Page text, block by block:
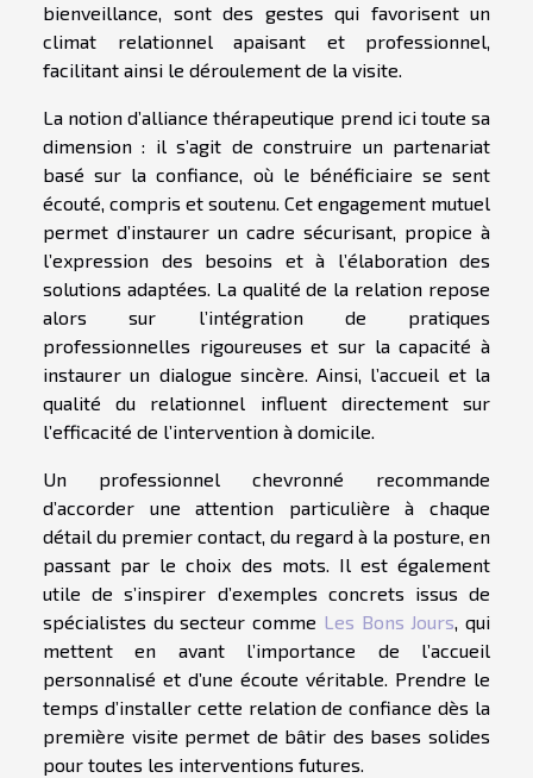
bienveillance, sont des gestes qui favorisent un
climat relationnel apaisant et professionnel,
facilitant ainsi le déroulement de la visite.
La notion d’alliance thérapeutique prend ici toute sa
dimension : il s’agit de construire un partenariat
basé sur la confiance, où le bénéficiaire se sent
écouté, compris et soutenu. Cet engagement mutuel
permet d’instaurer un cadre sécurisant, propice à
l’expression des besoins et à l’élaboration des
solutions adaptées. La qualité de la relation repose
alors sur l’intégration de pratiques
professionnelles rigoureuses et sur la capacité à
instaurer un dialogue sincère. Ainsi, l’accueil et la
qualité du relationnel influent directement sur
l’efficacité de l’intervention à domicile.
Un professionnel chevronné recommande
d’accorder une attention particulière à chaque
détail du premier contact, du regard à la posture, en
passant par le choix des mots. Il est également
utile de s’inspirer d’exemples concrets issus de
spécialistes du secteur comme Les Bons Jours, qui
mettent en avant l’importance de l’accueil
personnalisé et d’une écoute véritable. Prendre le
temps d’installer cette relation de confiance dès la
première visite permet de bâtir des bases solides
pour toutes les interventions futures.